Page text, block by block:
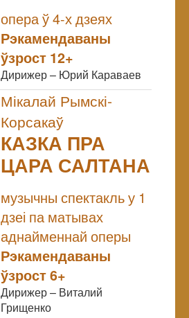
опера ў 4-х дзеях
Рэкамендаваны
ўзрост 12+
Дирижер – Юрий Караваев
Мікалай Рымскі-
Корсакаў
КАЗКА ПРА
ЦАРА САЛТАНА
музычны спектакль у 1
дзеі па матывах
аднайменнай оперы
Рэкамендаваны
ўзрост 6+
Дирижер – Виталий
Грищенко